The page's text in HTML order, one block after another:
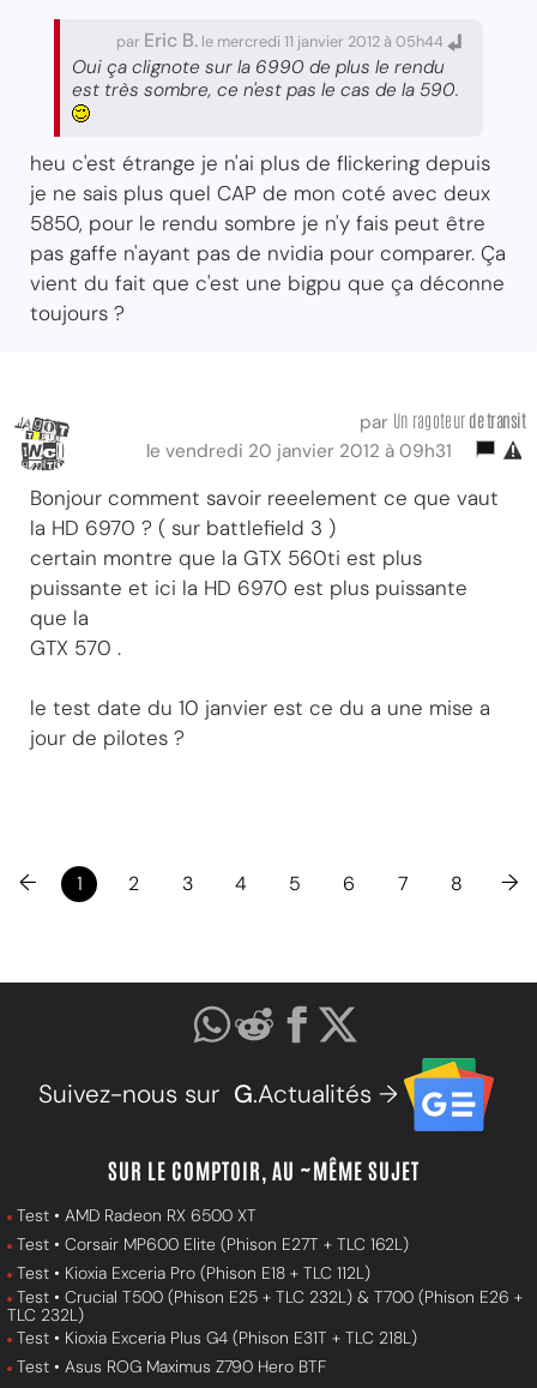
par Eric B. le mercredi 11 janvier 2012 à 05h44
Oui ça clignote sur la 6990 de plus le rendu
est très sombre, ce n'est pas le cas de la 590.
heu c'est étrange je n'ai plus de flickering depuis
je ne sais plus quel CAP de mon coté avec deux
5850, pour le rendu sombre je n'y fais peut être
pas gaffe n'ayant pas de nvidia pour comparer. Ça
vient du fait que c'est une bigpu que ça déconne
toujours ?
par Un ragoteur de transit
le vendredi 20 janvier 2012 à 09h31
Bonjour comment savoir reeelement ce que vaut
la HD 6970 ? ( sur battlefield 3 )
certain montre que la GTX 560ti est plus
puissante et ici la HD 6970 est plus puissante
que la
GTX 570 .
le test date du 10 janvier est ce du a une mise a
jour de pilotes ?
← 1 2 3 4 5 6 7 8 →
Suivez-nous sur G.Actualités →
SUR LE COMPTOIR, AU ~MÊME SUJET
Test • AMD Radeon RX 6500 XT
Test • Corsair MP600 Elite (Phison E27T + TLC 162L)
Test • Kioxia Exceria Pro (Phison E18 + TLC 112L)
Test • Crucial T500 (Phison E25 + TLC 232L) & T700 (Phison E26 +
TLC 232L)
Test • Kioxia Exceria Plus G4 (Phison E31T + TLC 218L)
Test • Asus ROG Maximus Z790 Hero BTF